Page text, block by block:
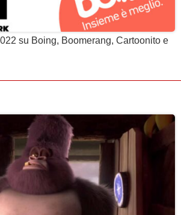
su Boing, Boomerang, Cartoonito e